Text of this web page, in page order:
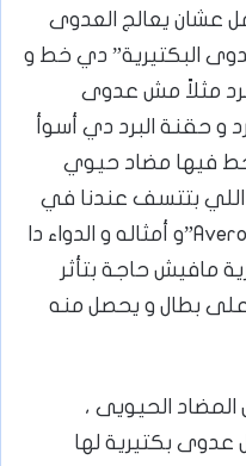
عشان يعالج العدوى
البكتيرية” دي خط و
مثلاً مش عدوى
و حقنة البرد دي أسوأ
فيها مضاد حيوي
اللي بتتسف عندنا في
مصر للأسف الشديد وهو “Averozolid”و أمثاله و الدواء دا
مافيش حاجة بتأثر
بطال و يحصل منه
الحيويى ،
بكتيرية لها